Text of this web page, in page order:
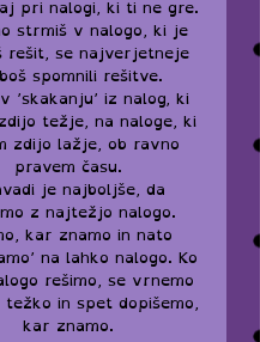
pri nalogi, ki ti ne gre.
strmiš v nalogo, ki je
rešit, se najverjetneje
spomnili rešitve.
’skakanju’ iz nalog, ki
težje, na naloge, ki
zdijo lažje, ob ravno
pravem času.
je najboljše, da
z najtežjo nalogo.
kar znamo in nato
na lahko nalogo. Ko
rešimo, se vrnemo
in spet dopišemo,
kar znamo.